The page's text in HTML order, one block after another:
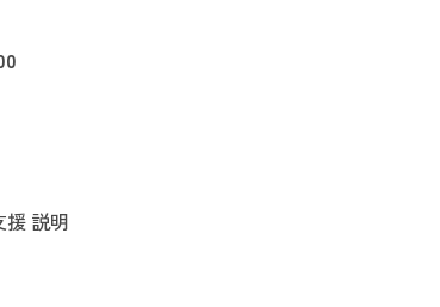
援 説明